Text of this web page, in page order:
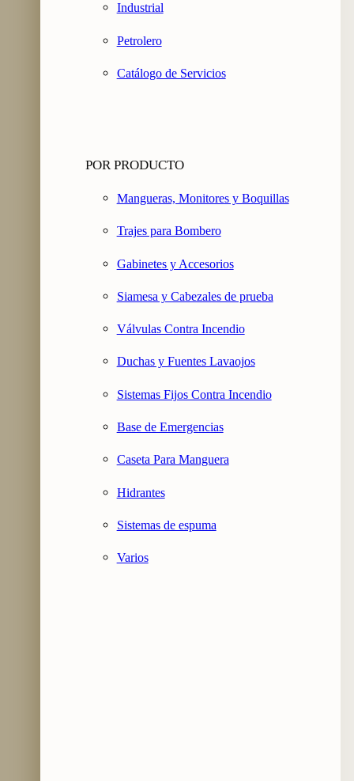
Industrial
Petrolero
Catálogo de Servicios
POR PRODUCTO
Mangueras, Monitores y Boquillas
Trajes para Bombero
Gabinetes y Accesorios
Siamesa y Cabezales de prueba
Válvulas Contra Incendio
Duchas y Fuentes Lavaojos
Sistemas Fijos Contra Incendio
Base de Emergencias
Caseta Para Manguera
Hidrantes
Sistemas de espuma
Varios